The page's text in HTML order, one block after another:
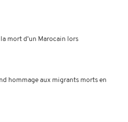
mort d'un Marocain lors
hommage aux migrants morts en